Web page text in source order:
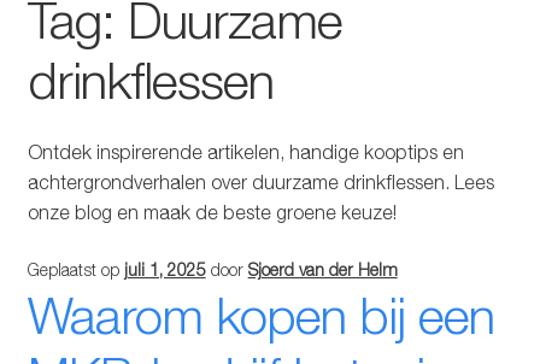
Thermosfles
Kinderflessen
Drinkfles met rietje
Waterfles met filter
Aluminium drinkfles
Glazen drinkfles
Tag: Duurzame
drinkflessen
Ontdek inspirerende artikelen, handige kooptips en
achtergrondverhalen over duurzame drinkflessen. Lees
onze blog en maak de beste groene keuze!
Geplaatst op juli 1, 2025 door Sjoerd van der Helm
Waarom kopen bij een